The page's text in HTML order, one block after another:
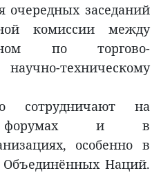
очередных заседаний
комиссии между
по торгово-
техническому
сотрудничают на
форумах и в
особенно в
Наций.